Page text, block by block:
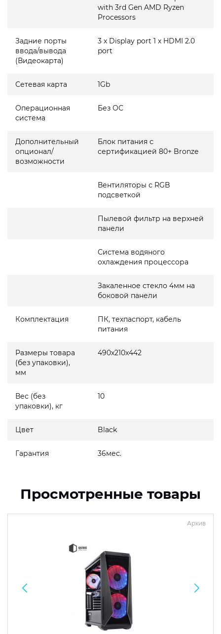
with 3rd Gen AMD Ryzen
Processors
Задние порты
ввода/вывода
(Видеокарта)
3 x Display port 1 x HDMI 2.0
port
Сетевая карта 1Gb
Операционная
система
Без ОС
Дополнительный
опционал/
возможности
Блок питания с
сертификацией 80+ Bronze
Вентиляторы с RGB
подсветкой
Пылевой фильтр на верхней
панели
Система водяного
охлаждения процессора
Закаленное стекло 4мм на
боковой панели
Комплектация
ПК, техпаспорт, кабель
питания
Размеры товара
(без упаковки),
мм
490x210x442
Вес (без
упаковки), кг
10
Цвет Black
Гарантия 36мес.
Просмотренные товары
Архив